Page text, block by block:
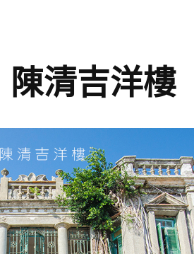
清吉洋樓